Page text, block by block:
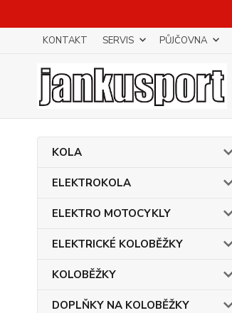
KONTAKT SERVIS PŮJČOVNA
KOLA
ELEKTROKOLA
ELEKTRO MOTOCYKLY
ELEKTRICKÉ KOLOBĚŽKY
KOLOBĚŽKY
DOPLŇKY NA KOLOBĚŽKY